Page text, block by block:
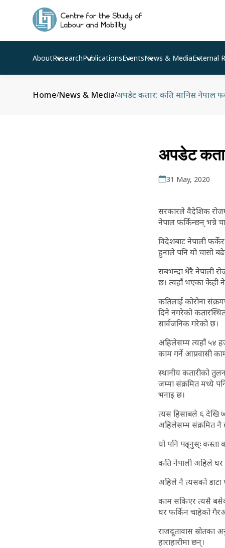
AboutResearchPublicationsEventsNews & MediaExternal
Home/News & Media/अपडेट कतार: कति मानिस नेपाल
अपडेट
31 May, 2020
सरकारले वैदेशिक
नेपाल फर्किन्छन् भन्ने
विदेशबाट नेपाली
हुनाले पनि यो चासो
सबभन्दा धेरै नेपाली
छ। त्यहाँ भएका केही
कतिलाई कोरोना
दिने नगरेको
सार्वजनिक गरेको छ।
अहिलेसम्म त्यहाँ ५४
काम गर्ने आप्रवासी
स्थानीय कतारीको
जम्मा संक्रमित मध्ये
भनाइ छ।
त्यस हिसाबले ६ देखि
अहिलेसम्म संक्रमित
यो पनि पढ्नुस्ः कस्ता
कति नेपाली अहिले
अहिले नै त्यसको
काम सकिएर त्यसै
घर फर्किन चाहेको
राजदूतावास
हाराहारीमा छन्।